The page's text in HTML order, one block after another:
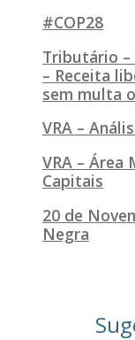
#COP28
Tributário –
– Receita
sem multa
VRA –
VRA – Área
Capitais
20 de
Negra